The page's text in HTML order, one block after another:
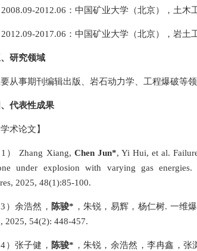
2008.09-2012.06：中国矿业大学（北京），土木
2012.09-2017.06：中国矿业大学（北京），岩土
研究领域
从事期刊编辑出版、岩石动力学、工程爆破等领
、代表性成果
学术论文】
1 ） Zhang Xiang, Chen Jun*, Yi Hui, et al.
under explosion with varying gas
2025, 48(1):85-100.
3 ） 余浩然， 陈骏* ，朱锐，易辉，杨仁树. 一维
2025, 54(2): 448-457.
4） 张子健， 陈骏* ，朱锐，余浩然，李冉鑫，